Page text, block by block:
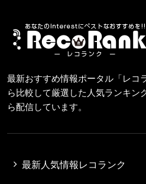
最新おすすめ情報ポータル「レコ
ら比較して厳選した人気ランキン
ら配信しています。
最新人気情報レコランク